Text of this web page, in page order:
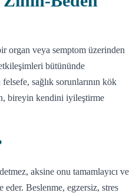
organ veya semptom üzerinden
bütününde
sağlık sorunlarının kök
bireyin kendini iyileştirme
aksine onu tamamlayıcı ve
Beslenme, egzersiz, stres